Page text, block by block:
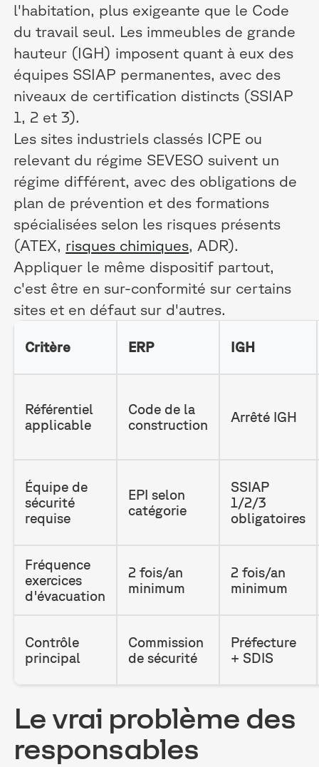
l'habitation, plus exigeante que le Code
du travail seul. Les immeubles de grande
hauteur (IGH) imposent quant à eux des
équipes SSIAP permanentes, avec des
niveaux de certification distincts (SSIAP
1, 2 et 3).
Les sites industriels classés ICPE ou
relevant du régime SEVESO suivent un
régime différent, avec des obligations de
plan de prévention et des formations
spécialisées selon les risques présents
(ATEX, risques chimiques, ADR).
Appliquer le même dispositif partout,
c'est être en sur-conformité sur certains
sites et en défaut sur d'autres.
Critère ERP IGH
Référentiel
applicable
Code de la
construction
Arrêté IGH
Équipe de
sécurité
requise
EPI selon
catégorie
SSIAP
1/2/3
obligatoires
Fréquence
exercices
d'évacuation
2 fois/an
minimum
2 fois/an
minimum
Contrôle
principal
Commission
de sécurité
Préfecture
+ SDIS
Le vrai problème des
responsables